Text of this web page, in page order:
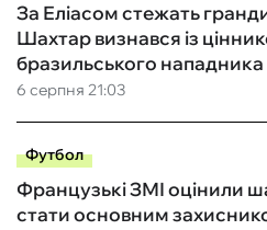
6 серпня 21:03
За Еліасом стежать
Шахтар визнався із
бразильського нападника
Футбол
Французькі ЗМІ оцінили
стати основним